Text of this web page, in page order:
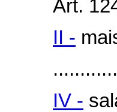
Art.
II -
IV -